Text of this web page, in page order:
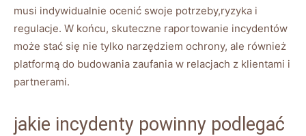
musi indywidualnie ocenić ‌swoje potrzeby,ryzyka​ i
regulacje. W końcu,‌ skuteczne raportowanie incydentów
może stać się nie tylko⁢ narzędziem ‍ochrony, ale ‌również‌
platformą do budowania zaufania w relacjach‌ z ⁢klientami i
partnerami.
jakie​ incydenty powinny ​podlegać